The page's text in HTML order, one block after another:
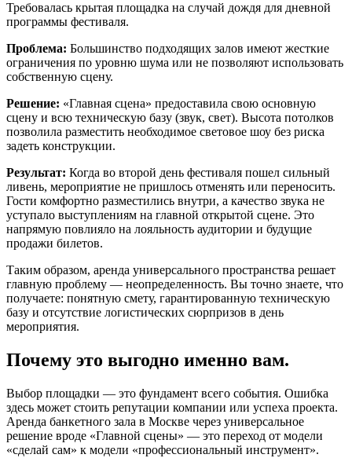
Требовалась крытая площадка на случай дождя для дневной
программы фестиваля.
Проблема: Большинство подходящих залов имеют жесткие
ограничения по уровню шума или не позволяют использовать
собственную сцену.
Решение: «Главная сцена» предоставила свою основную
сцену и всю техническую базу (звук, свет). Высота потолков
позволила разместить необходимое световое шоу без риска
задеть конструкции.
Результат: Когда во второй день фестиваля пошел сильный
ливень, мероприятие не пришлось отменять или переносить.
Гости комфортно разместились внутри, а качество звука не
уступало выступлениям на главной открытой сцене. Это
напрямую повлияло на лояльность аудитории и будущие
продажи билетов.
Таким образом, аренда универсального пространства решает
главную проблему — неопределенность. Вы точно знаете, что
получаете: понятную смету, гарантированную техническую
базу и отсутствие логистических сюрпризов в день
мероприятия.
Почему это выгодно именно вам.
Выбор площадки — это фундамент всего события. Ошибка
здесь может стоить репутации компании или успеха проекта.
Аренда банкетного зала в Москве через универсальное
решение вроде «Главной сцены» — это переход от модели
«сделай сам» к модели «профессиональный инструмент».